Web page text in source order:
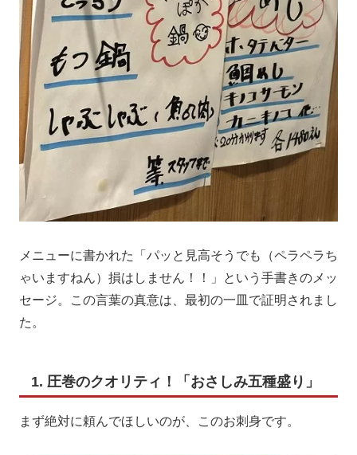
メニューに書かれた「パッと見高そうでも（ペラペラち
ゃいますねん）損はしません！！」という手書きのメッ
セージ。この言葉の真意は、最初の一皿で証明されまし
た。
1. 圧巻のクオリティ！「おさしみ五種盛り」
まず絶対に頼んでほしいのが、このお刺身です。